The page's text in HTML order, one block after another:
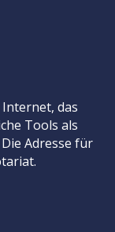
das
Tools als
Adresse für